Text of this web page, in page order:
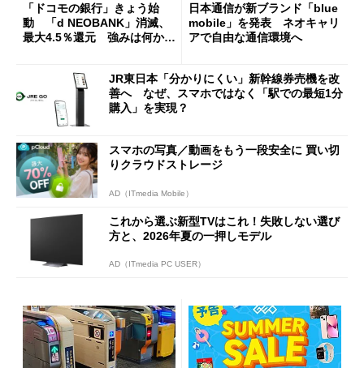
「ドコモの銀行」きょう始
動 「d NEOBANK」消滅、
最大4.5％還元 強みは何か解
日本通信が新ブランド「blue
mobile」を発表 ネオキャリ
アで自由な通信環境へ
JR東日本「分かりにくい」新幹線券売機を改
善へ なぜ、スマホではなく「駅での最短1分
購入」を実現？
スマホの写真／動画をもう一段安全に 買い切
りクラウドストレージ
AD（ITmedia Mobile）
これから選ぶ新型TVはこれ！失敗しない選び
方と、2026年夏の一押しモデル
AD（ITmedia PC USER）